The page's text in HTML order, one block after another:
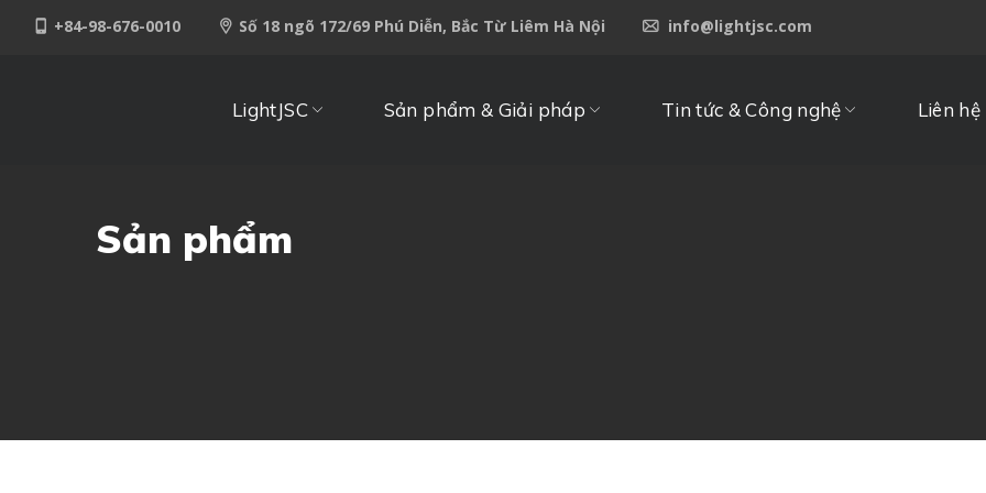
+84-98-676-0010 Số 18 ngõ 172/69 Phú Diễn, Bắc Từ Liêm Hà Nội info@lightjsc.com
LightJSC Sản phẩm & Giải pháp Tin tức & Công nghệ Liên hệ
Sản phẩm